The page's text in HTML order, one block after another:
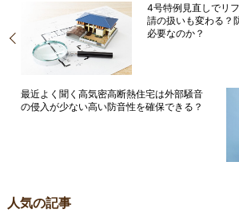
4号特例見直しでリ
請の扱いも変わる？
必要なのか？
最近よく聞く高気密高断熱住宅は外部騒音
の侵入が少ない高い防音性を確保できる？
人気の記事